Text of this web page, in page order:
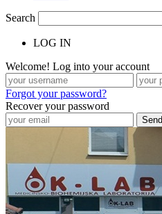
Search
LOG IN
Welcome! Log into your account
Forgot your password?
Recover your password